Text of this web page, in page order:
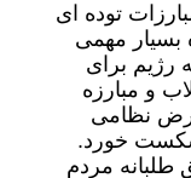
توده ای
بسیار مهمی
برای
و مبارزه
نظامی
خورد.
طلبانه مردم